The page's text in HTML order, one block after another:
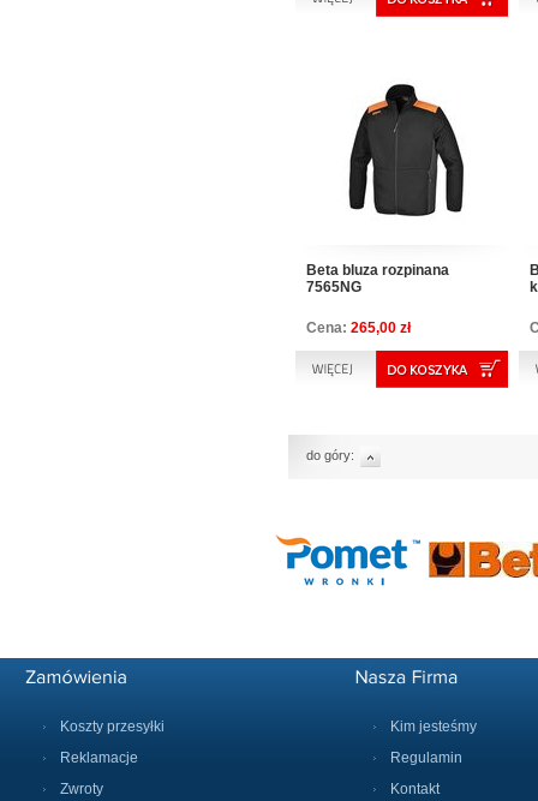
Beta bluza rozpinana
7565NG
Cena: 265,00 zł
do góry:
Koszty przesyłki
Reklamacje
Zwroty
Kim jesteśmy
Regulamin
Kontakt